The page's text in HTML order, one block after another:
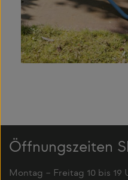
Öffnungszeiten
Montag – Freitag 10 bis 19